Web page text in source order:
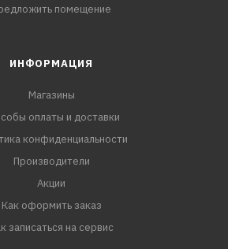
помещение
ИНФОРМАЦИЯ
Магазины
оплаты и доставки
конфиденциальности
Производители
Акции
Как оформить заказ
записаться на сервис